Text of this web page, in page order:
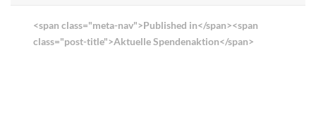
Beitrags-
Navigation
<span class="meta-nav">Published in</span><span
class="post-title">Aktuelle Spendenaktion</span>